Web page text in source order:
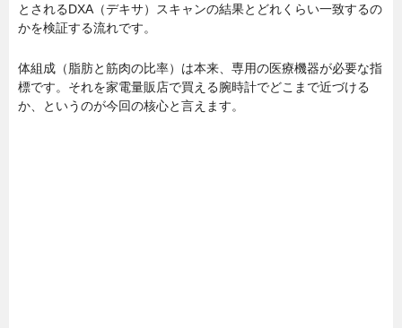
とされるDXA（デキサ）スキャンの結果とどれくらい一致するの
かを検証する流れです。
体組成（脂肪と筋肉の比率）は本来、専用の医療機器が必要な指
標です。それを家電量販店で買える腕時計でどこまで近づける
か、というのが今回の核心と言えます。